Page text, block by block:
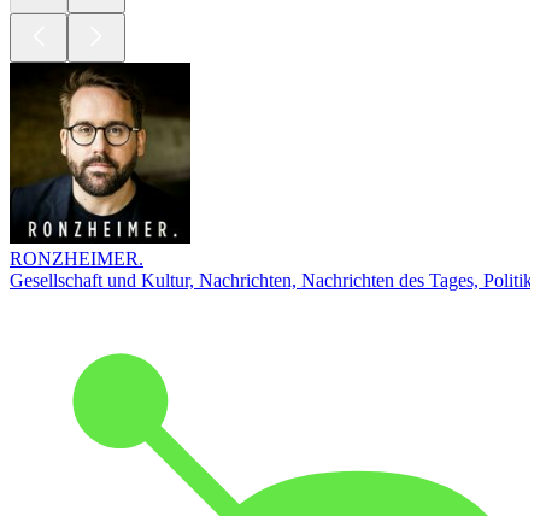
RONZHEIMER.
Gesellschaft und Kultur, Nachrichten, Nachrichten des Tages, Politik